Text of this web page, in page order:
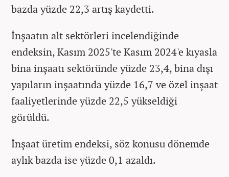
bazda yüzde 22,3 artış kaydetti.
İnşaatın alt sektörleri incelendiğinde
endeksin, Kasım 2025'te Kasım 2024'e kıyasla
bina inşaatı sektöründe yüzde 23,4, bina dışı
yapıların inşaatında yüzde 16,7 ve özel inşaat
faaliyetlerinde yüzde 22,5 yükseldiği
görüldü.
İnşaat üretim endeksi, söz konusu dönemde
aylık bazda ise yüzde 0,1 azaldı.